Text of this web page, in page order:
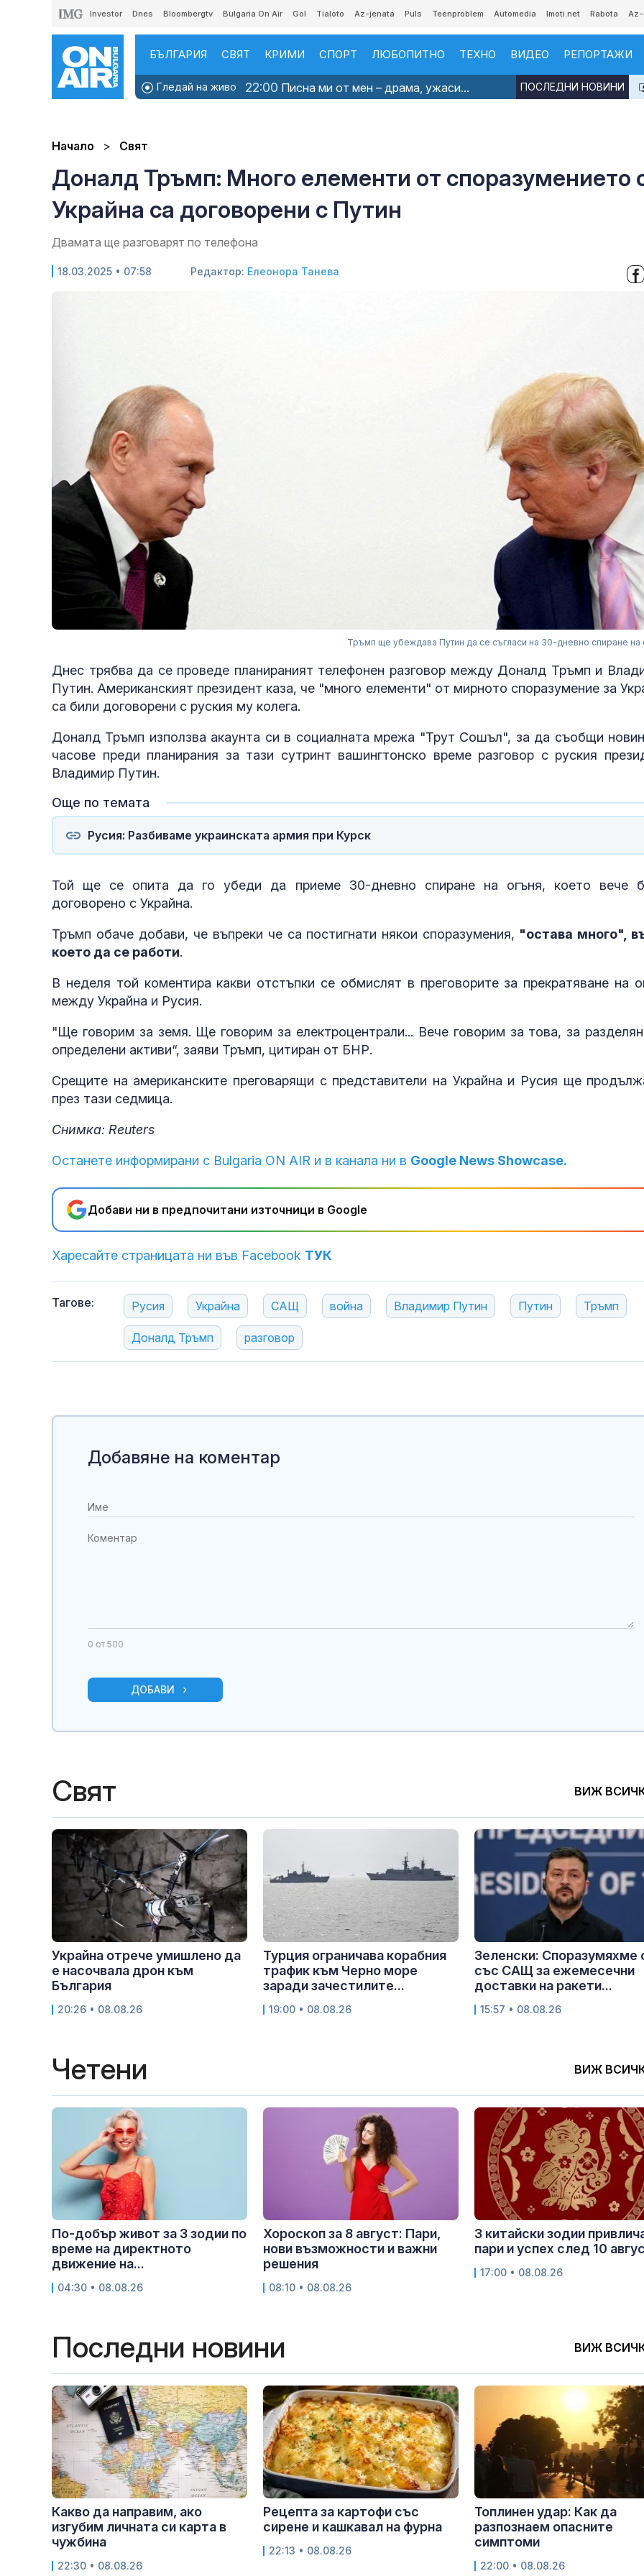
Investor Dnes Bloombergtv Bulgaria On Air Gol Tialoto Az-jenata Puls Teenproblem Automedia Imoti.net Rabota
БЪЛГАРИЯ СВЯТ КРИМИ СПОРТ ЛЮБОПИТНО ТЕХНО ВИДЕО РЕПОРТАЖИ
Гледай на живо 22:00 Писна ми от мен – драма, ужаси... ПОСЛЕДНИ НОВИНИ
Начало Свят
Доналд Тръмп: Много елементи от споразумението
Украйна са договорени с Путин
Двамата ще разговарят по телефона
18.03.2025 • 07:58 Редактор: Елеонора Танева
Тръмп ще убеждава Путин да се съгласи на 30-дневно спиране на
Днес трябва да се проведе планираният телефонен разговор между Доналд Тръмп и
Путин. Американският президент каза, че "много елементи" от мирното споразумение за
са били договорени с руския му колега.
Доналд Тръмп използва акаунта си в социалната мрежа "Трут Сошъл", за да съобщи
часове преди планирания за тази сутринт вашингтонско време разговор с руския
Владимир Путин.
Още по темата
Русия: Разбиваме украинската армия при Курск
Той ще се опита да го убеди да приеме 30-дневно спиране на огъня, което вече
договорено с Украйна.
Тръмп обаче добави, че въпреки че са постигнати някои споразумения, "остава много",
което да се работи.
В неделя той коментира какви отстъпки се обмислят в преговорите за прекратяване на
между Украйна и Русия.
"Ще говорим за земя. Ще говорим за електроцентрали... Вече говорим за това, за
определени активи“, заяви Тръмп, цитиран от БНР.
Срещите на американските преговарящи с представители на Украйна и Русия ще
през тази седмица.
Снимка: Reuters
Останете информирани с Bulgaria ON AIR и в канала ни в Google News Showcase.
Добави ни в предпочитани източници в Google
Харесайте страницата ни във Facebook ТУК
Тагове: Русия Украйна САЩ война Владимир Путин Путин Тръмп
Доналд Тръмп разговор
мораториум
каже фон
дебюта в
партньори
Кардам е бил
отклонен от
Добавяне на коментар
0 от 500
ДОБАВИ
Свят ВИЖ
Украйна отрече умишлено да
е насочвала дрон към
България
20:26 • 08.08.26
Турция ограничава корабния
трафик към Черно море
заради зачестилите...
19:00 • 08.08.26
Зеленски: Споразумяхме
със САЩ за ежемесечни
доставки на ракети...
15:57 • 08.08.26
Четени ВИЖ
По-добър живот за 3 зодии по
време на директното
движение на...
04:30 • 08.08.26
Хороскоп за 8 август: Пари,
нови възможности и важни
решения
08:10 • 08.08.26
3 китайски зодии
пари и успех след 10
17:00 • 08.08.26
Последни новини ВИЖ
Какво да направим, ако
изгубим личната си карта в
чужбина
22:30 • 08.08.26
Рецепта за картофи със
сирене и кашкавал на фурна
22:13 • 08.08.26
Топлинен удар: Как да
разпознаем опасните
симптоми
22:00 • 08.08.26